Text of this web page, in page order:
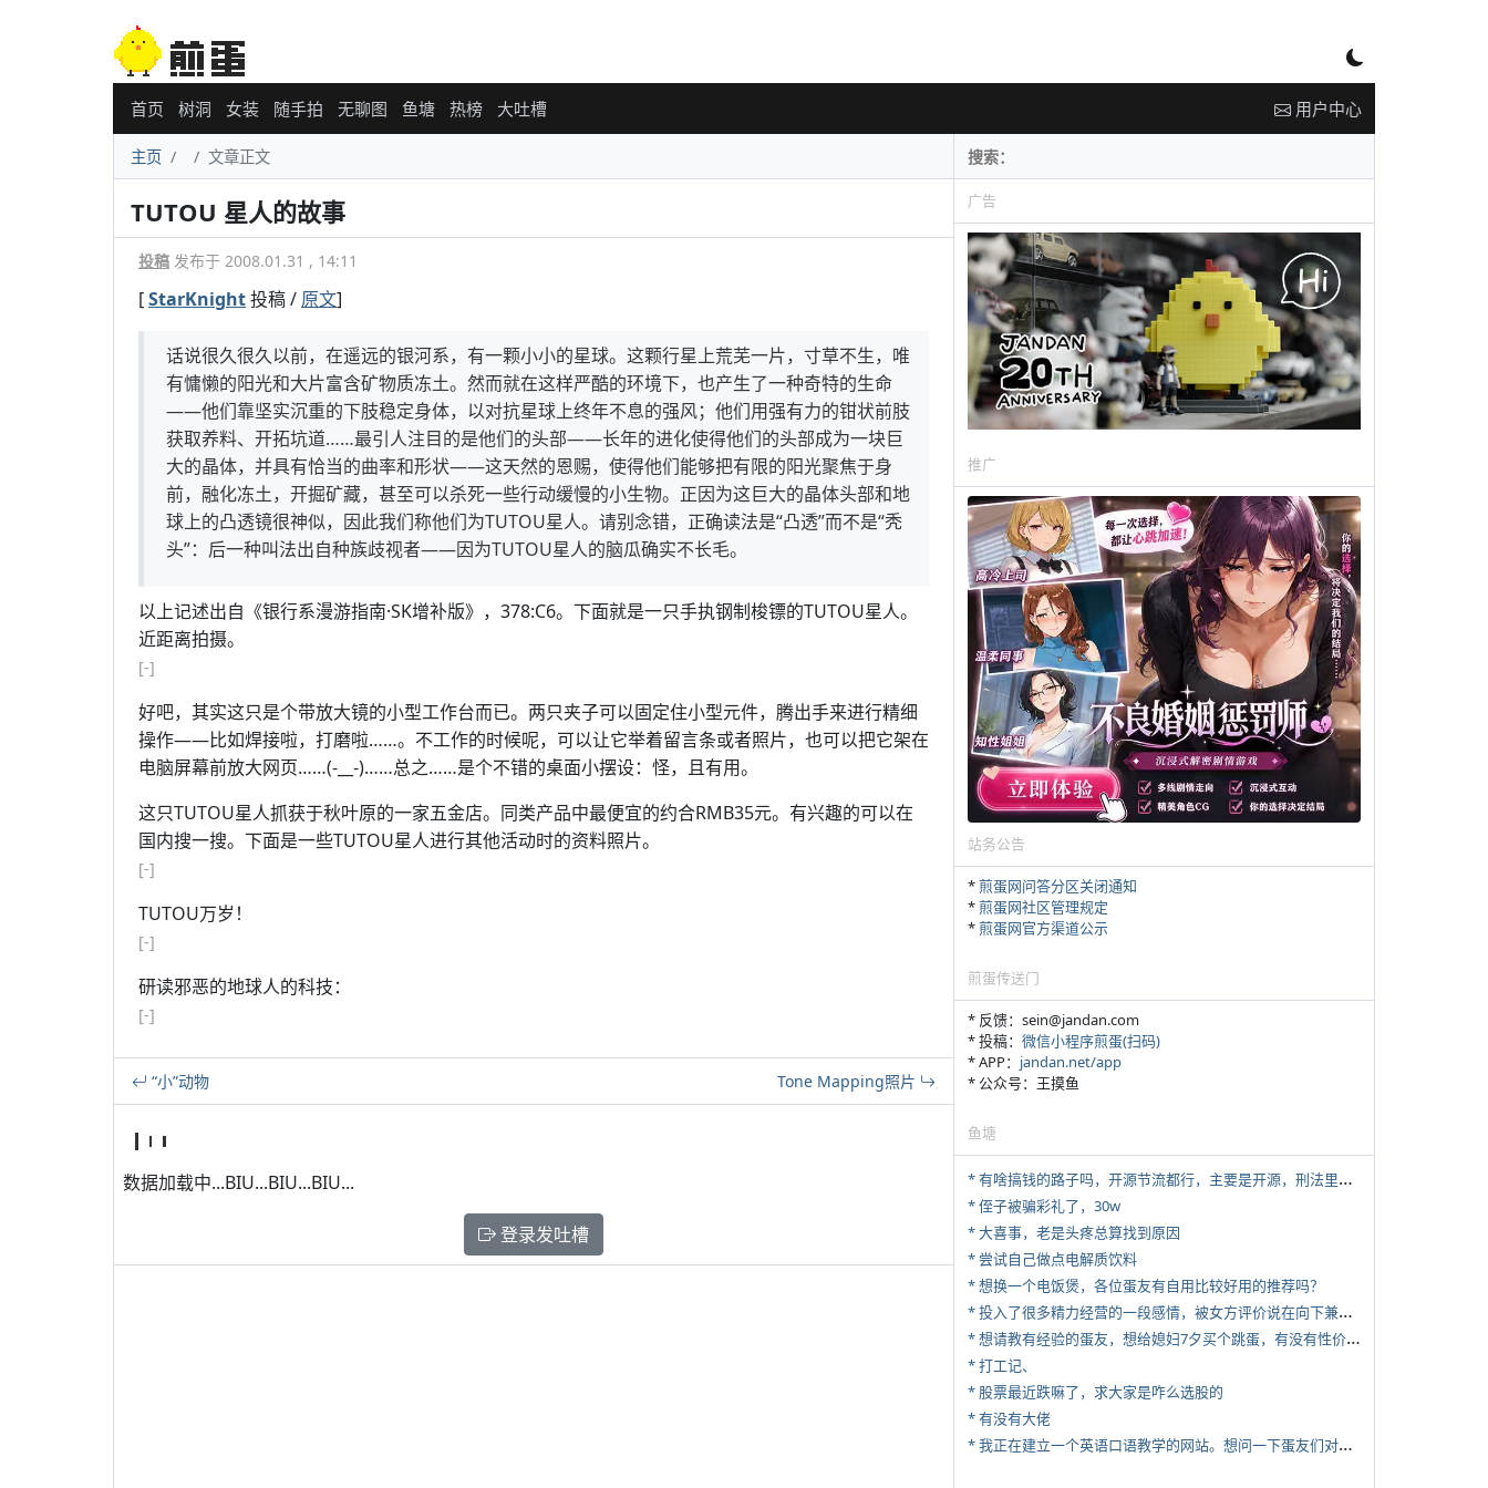
首页 树洞 女装 随手拍 无聊图 鱼塘 热榜 大吐槽 用户中心
主页 文章正文
TUTOU 星人的故事
投稿 发布于 2008.01.31 , 14:11
[StarKnight投稿 / 原文]
话说很久很久以前，在遥远的银河系，有一颗小小的星球。这颗行星上荒芜一片，寸草不生，唯
有慵懒的阳光和大片富含矿物质冻土。然而就在这样严酷的环境下，也产生了一种奇特的生命
——他们靠坚实沉重的下肢稳定身体，以对抗星球上终年不息的强风；他们用强有力的钳状前肢
获取养料、开拓坑道……最引人注目的是他们的头部——长年的进化使得他们的头部成为一块巨
大的晶体，并具有恰当的曲率和形状——这天然的恩赐，使得他们能够把有限的阳光聚焦于身
前，融化冻土，开掘矿藏，甚至可以杀死一些行动缓慢的小生物。正因为这巨大的晶体头部和地
球上的凸透镜很神似，因此我们称他们为TUTOU星人。请别念错，正确读法是“凸透”而不是“秃
头”：后一种叫法出自种族歧视者——因为TUTOU星人的脑瓜确实不长毛。
以上记述出自《银行系漫游指南·SK增补版》，378:C6。下面就是一只手执钢制梭镖的TUTOU星人。
近距离拍摄。
[-]
好吧，其实这只是个带放大镜的小型工作台而已。两只夹子可以固定住小型元件，腾出手来进行精细
操作——比如焊接啦，打磨啦……。不工作的时候呢，可以让它举着留言条或者照片，也可以把它架在
电脑屏幕前放大网页……(-__-)……总之……是个不错的桌面小摆设：怪，且有用。
这只TUTOU星人抓获于秋叶原的一家五金店。同类产品中最便宜的约合RMB35元。有兴趣的可以在
国内搜一搜。下面是一些TUTOU星人进行其他活动时的资料照片。
[-]
TUTOU万岁！
[-]
研读邪恶的地球人的科技：
[-]
“小”动物 Tone Mapping照片
数据加载中...BIU...BIU...BIU...
登录发吐槽
广告
推广
站务公告
*煎蛋网问答分区关闭通知
*煎蛋网社区管理规定
*煎蛋网官方渠道公示
煎蛋传送门
* 反馈：sein@jandan.com
* 投稿： 微信小程序煎蛋(扫码)
* APP： jandan.net/app
* 公众号：王摸鱼
鱼塘
*
有啥搞钱的路子吗，开源节流都行，主要是开源，刑法里的咱不做
* 侄子被骗彩礼了，30w
* 大喜事，老是头疼总算找到原因
* 尝试自己做点电解质饮料
* 想换一个电饭煲，各位蛋友有自用比较好用的推荐吗？
*
投入了很多精力经营的一段感情，被女方评价说在向下兼容我，感觉有点破防
*
想请教有经验的蛋友，想给媳妇7夕买个跳蛋，有没有性价比高的推荐
* 打工记、
* 股票最近跌嘛了，求大家是咋么选股的
* 有没有大佬
*
我正在建立一个英语口语教学的网站。想问一下蛋友们对这类教学机构或网站的痛点。